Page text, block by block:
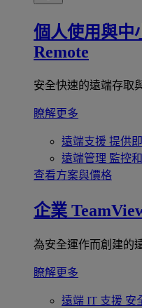
個人使用與中
Remote
安全快速的遠端存取
瞭解更多
遠端支援 提供
遠端管理 監控
查看方案與價格
企業
為安全運作而創建的
瞭解更多
遠端 IT 支援 安